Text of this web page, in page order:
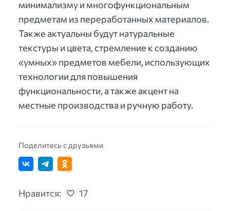
минимализму и многофункциональным
предметам из переработанных материалов.
Также актуальны будут натуральные
текстуры и цвета, стремление к созданию
«умных» предметов мебели, использующих
технологии для повышения
функциональности, а также акцент на
местные производства и ручную работу.
Поделитесь с друзьями
Нравится: 17